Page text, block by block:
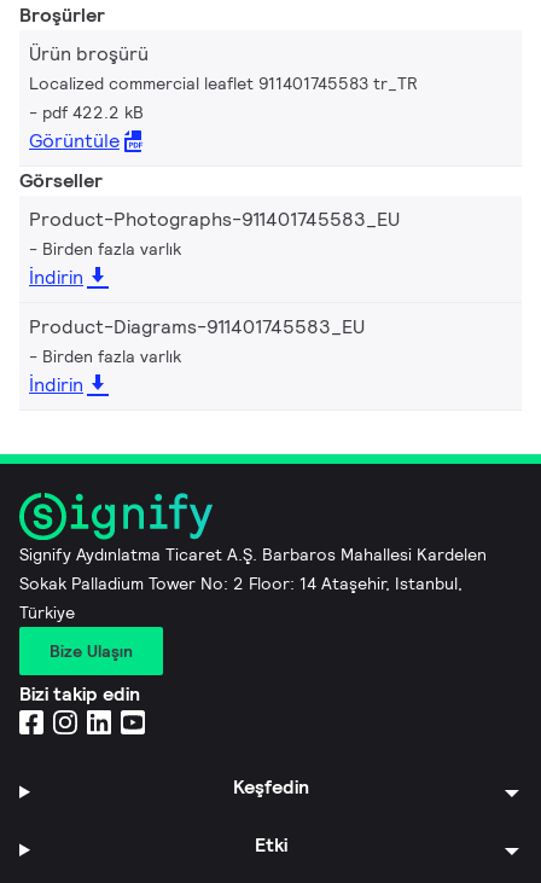
Broşürler
Ürün broşürü
Localized commercial leaflet 911401745583 tr_TR
pdf 422.2 kB
Görüntüle
Görseller
Product-Photographs-911401745583_EU
Birden fazla varlık
İndirin
Product-Diagrams-911401745583_EU
Birden fazla varlık
İndirin
Signify Aydınlatma Ticaret A.Ş. Barbaros Mahallesi Kardelen
Sokak Palladium Tower No: 2 Floor: 14 Ataşehir, Istanbul,
Türkiye
Bize Ulaşın
Bizi takip edin
Keşfedin
Etki